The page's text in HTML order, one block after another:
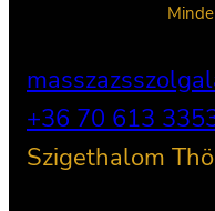
+36 70 613
Szigethalom